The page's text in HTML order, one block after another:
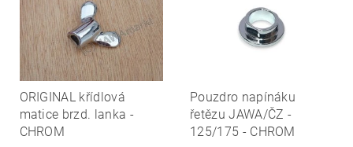
ORIGINAL křídlová
matice brzd. lanka -
CHROM
Pouzdro napínáku
řetězu JAWA/ČZ -
125/175 - CHROM